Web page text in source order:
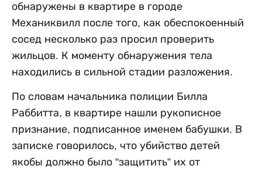
обнаружены в квартире в городе
Механиквилл после того, как обеспокоенный
сосед несколько раз просил проверить
жильцов. К моменту обнаружения тела
находились в сильной стадии разложения.
По словам начальника полиции Билла
Раббитта, в квартире нашли рукописное
признание, подписанное именем бабушки. В
записке говорилось, что убийство детей
якобы должно было "защитить” их от